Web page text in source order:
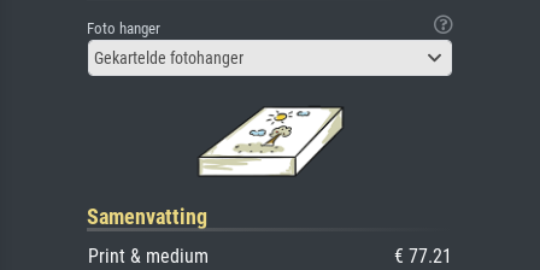
Foto hanger
Gekartelde fotohanger
Samenvatting
Print & medium
€ 77.21